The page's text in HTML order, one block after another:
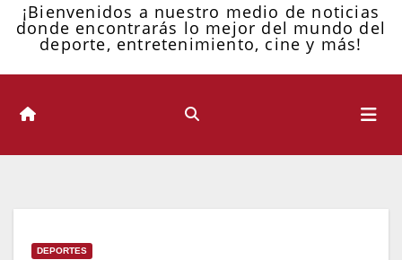
¡Bienvenidos a nuestro medio de noticias
donde encontrarás lo mejor del mundo del
deporte, entretenimiento, cine y más!
DEPORTES